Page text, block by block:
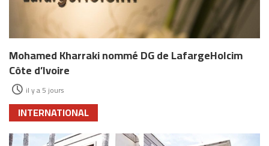
Mohamed Kharraki nommé DG de LafargeHolcim
Côte d’Ivoire
il y a 5 jours
INTERNATIONAL